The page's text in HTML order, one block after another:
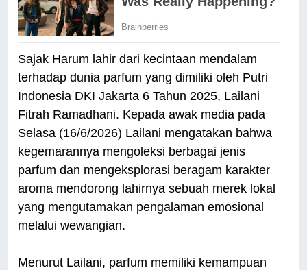
Sajak Harum lahir dari kecintaan mendalam
terhadap dunia parfum yang dimiliki oleh Putri
Indonesia DKI Jakarta 6 Tahun 2025, Lailani
Fitrah Ramadhani. Kepada awak media pada
Selasa (16/6/2026) Lailani mengatakan bahwa
kegemarannya mengoleksi berbagai jenis
parfum dan mengeksplorasi beragam karakter
aroma mendorong lahirnya sebuah merek lokal
yang mengutamakan pengalaman emosional
melalui wewangian.
Menurut Lailani, parfum memiliki kemampuan